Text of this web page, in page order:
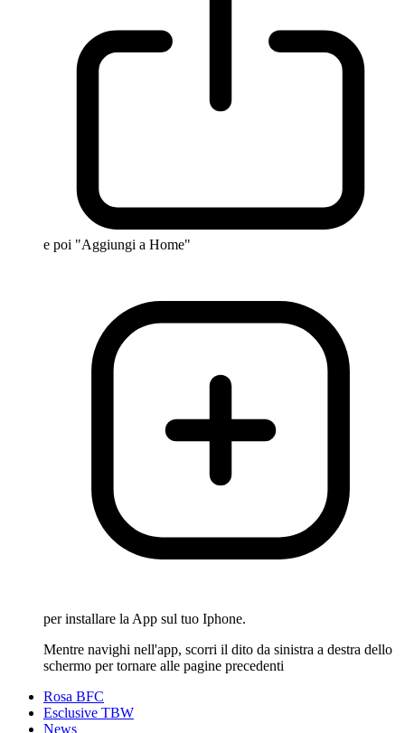
e poi "Aggiungi a Home"
per installare la App sul tuo Iphone.
Mentre navighi nell'app, scorri il dito da sinistra a destra dello
schermo per tornare alle pagine precedenti
Rosa BFC
Esclusive TBW
News